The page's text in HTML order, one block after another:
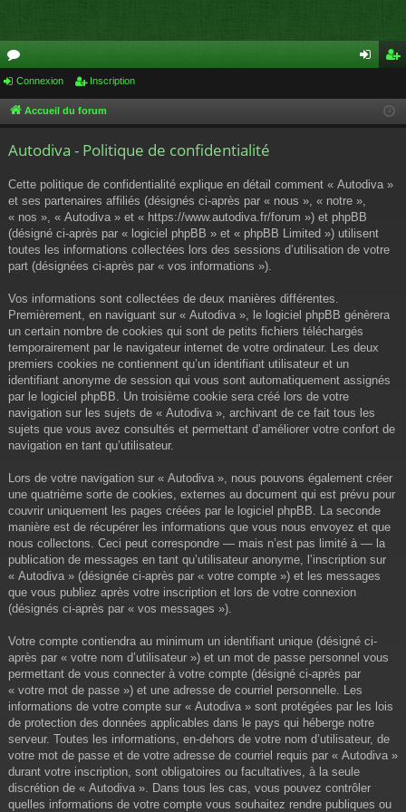
or
u cri
Connexion Inscription
Accueil du forum
Autodiva - Politique de confidentialité
Cette politique de confidentialité explique en détail comment « Autodiva »
et ses partenaires affiliés (désignés ci-après par « nous », « notre »,
« nos », « Autodiva » et « https://www.autodiva.fr/forum ») et phpBB
(désigné ci-après par « logiciel phpBB » et « phpBB Limited ») utilisent
toutes les informations collectées lors des sessions d’utilisation de votre
part (désignées ci-après par « vos informations »).
Vos informations sont collectées de deux manières différentes.
Premièrement, en naviguant sur « Autodiva », le logiciel phpBB génèrera
un certain nombre de cookies qui sont de petits fichiers téléchargés
temporairement par le navigateur internet de votre ordinateur. Les deux
premiers cookies ne contiennent qu’un identifiant utilisateur et un
identifiant anonyme de session qui vous sont automatiquement assignés
par le logiciel phpBB. Un troisième cookie sera créé lors de votre
navigation sur les sujets de « Autodiva », archivant de ce fait tous les
sujets que vous avez consultés et permettant d’améliorer votre confort de
navigation en tant qu’utilisateur.
Lors de votre navigation sur « Autodiva », nous pouvons également créer
une quatrième sorte de cookies, externes au document qui est prévu pour
couvrir uniquement les pages créées par le logiciel phpBB. La seconde
manière est de récupérer les informations que vous nous envoyez et que
nous collectons. Ceci peut correspondre — mais n’est pas limité à — la
publication de messages en tant qu’utilisateur anonyme, l’inscription sur
« Autodiva » (désignée ci-après par « votre compte ») et les messages
que vous publiez après votre inscription et lors de votre connexion
(désignés ci-après par « vos messages »).
Votre compte contiendra au minimum un identifiant unique (désigné ci-
après par « votre nom d’utilisateur ») et un mot de passe personnel vous
permettant de vous connecter à votre compte (désigné ci-après par
« votre mot de passe ») et une adresse de courriel personnelle. Les
informations de votre compte sur « Autodiva » sont protégées par les lois
de protection des données applicables dans le pays qui héberge notre
serveur. Toutes les informations, en-dehors de votre nom d’utilisateur, de
votre mot de passe et de votre adresse de courriel requis par « Autodiva »
durant votre inscription, sont obligatoires ou facultatives, à la seule
discrétion de « Autodiva ». Dans tous les cas, vous pouvez contrôler
quelles informations de votre compte vous souhaitez rendre publiques ou